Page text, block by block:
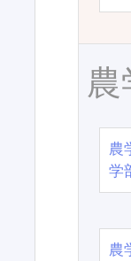
農
農
学
農